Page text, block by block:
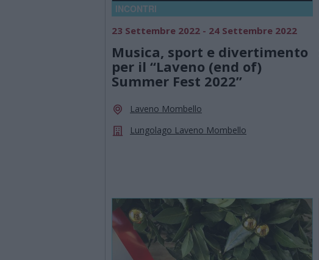
INCONTRI
23 Settembre 2022 - 24 Settembre 2022
Musica, sport e divertimento
per il “Laveno (end of)
Summer Fest 2022”
Laveno Mombello
Lungolago Laveno Mombello